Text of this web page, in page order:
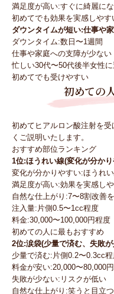
満足度が高い:すぐに綺麗に
初めてでも効果を実感しやす
ダウンタイムが短い:仕事や
ダウンタイム:数日〜1週間
仕事や家庭への支障が少ない
忙しい30代〜50代後半女性
初めてでも受けやすい
初めての
初めてヒアルロン酸注射を
くご説明いたします。
おすすめ部位ランキング
1位:ほうれい線(変化が分か
変化が分かりやすい:ほうれ
満足度が高い:効果を実感し
自然な仕上がり:7〜8割改善
注入量:片側0.5〜1cc程度
料金:30,000〜100,000円程度
初めての人に最もおすすめ
2位:涙袋(少量で済む、失敗
少量で済む:片側0.2〜0.3cc
料金が安い:20,000〜80,000
失敗が少ない:リスクが低い
自然な仕上がり:笑うと目立